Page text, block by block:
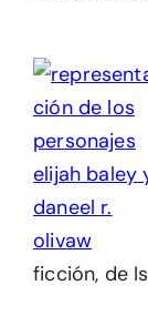
ficción, de